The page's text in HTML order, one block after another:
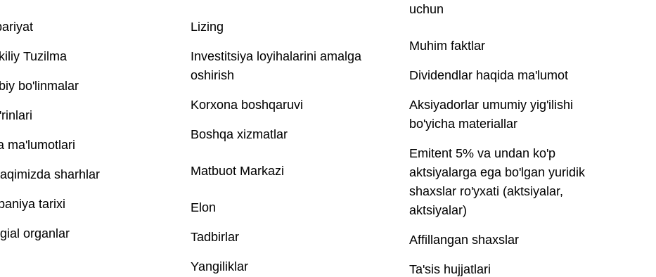
Tuzilma
bo'linmalar
ma'lumotlari
sharhlar
tarixi
organlar
Lizing
Investitsiya loyihalarini amalga
oshirish
Korxona boshqaruvi
Boshqa xizmatlar
Matbuot Markazi
Elon
Tadbirlar
Yangiliklar
uchun
Muhim faktlar
Dividendlar haqida ma'lumot
Aksiyadorlar umumiy yig'ilishi
bo'yicha materiallar
Emitent 5% va undan ko'p
aktsiyalarga ega bo'lgan yuridik
shaxslar ro'yxati (aktsiyalar,
aktsiyalar)
Affillangan shaxslar
Ta'sis hujjatlari